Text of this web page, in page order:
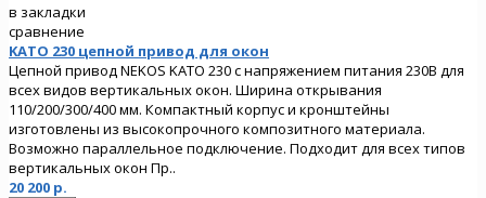
в закладки
сравнение
KATO 230 цепной привод для окон
Цепной привод NEKOS KATO 230 с напряжением питания 230В для
всех видов вертикальных окон. Ширина открывания
110/200/300/400 мм. Компактный корпус и кронштейны
изготовлены из высокопрочного композитного материала.
Возможно параллельное подключение. Подходит для всех типов
вертикальных окон Пр..
20 200 р.